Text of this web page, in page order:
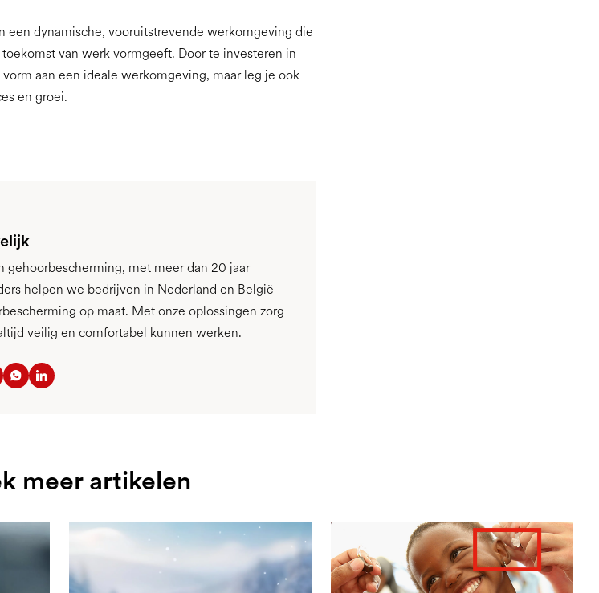
een dynamische, vooruitstrevende werkomgeving die
van werk vormgeeft. Door te investeren in
aan een ideale werkomgeving, maar leg je ook
en groei.
gehoorbescherming, met meer dan 20 jaar
helpen we bedrijven in Nederland en België
op maat. Met onze oplossingen zorg
veilig en comfortabel kunnen werken.
meer artikelen